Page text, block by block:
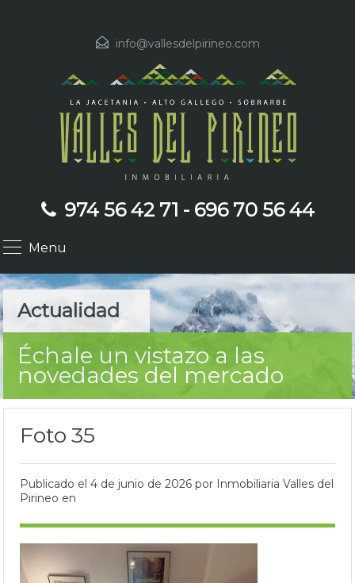
info@vallesdelpirineo.com
Menu
974 56 42 71 - 696 70 56 44
Actualidad
Échale un vistazo a las
novedades del mercado
Foto 35
Publicado el 4 de junio de 2026 por Inmobiliaria Valles del
Pirineo en